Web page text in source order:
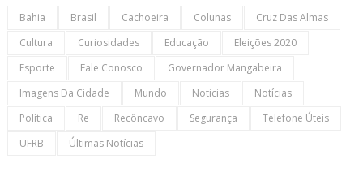
Bahia Brasil Cachoeira Colunas
Cruz Das Almas
Cultura
Curiosidades Educação
Eleições 2020
Esporte
Fale Conosco
Governador Mangabeira
Imagens Da Cidade
Mundo Noticias
Notícias
Política
Re Recôncavo Segurança
Telefone Úteis
UFRB
Últimas Notícias